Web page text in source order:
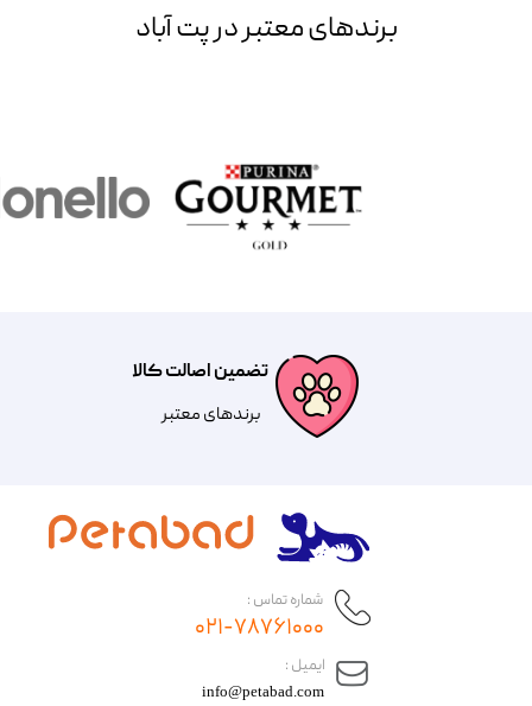
برند‌های معتبر در پت آباد
تضمین اصالت کالا
​​برندهای معتبر​​​​​​​
​ایمیل :
info@petabad.com
شماره تماس :
۰۲۱-۷۸۷۶۱۰۰۰